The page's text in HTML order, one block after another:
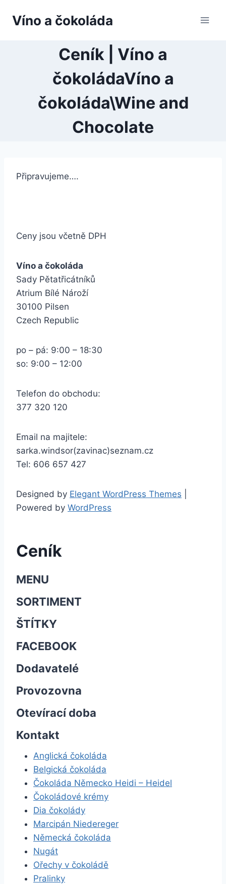
Víno a čokoláda
Ceník | Víno a
čokoládaVíno a
čokoláda\Wine and
Chocolate
Připravujeme….
Ceny jsou včetně DPH
Víno a čokoláda
Sady Pětatřicátníků
Atrium Bílé Nároží
30100 Pilsen
Czech Republic
po – pá: 9:00 – 18:30
so: 9:00 – 12:00
Telefon do obchodu:
377 320 120
Email na majitele:
sarka.windsor(zavinac)seznam.cz
Tel: 606 657 427
Designed by Elegant WordPress Themes
Powered by WordPress
Ceník
MENU
SORTIMENT
ŠTÍTKY
FACEBOOK
Dodavatelé
Provozovna
Otevírací doba
Kontakt
Anglická čokoláda
Belgická čokoláda
Čokoláda Německo Heidi – Heidel
Čokoládové krémy
Dia čokolády
Marcipán Niedereger
Německá čokoláda
Nugát
Ořechy v čokoládě
Pralinky